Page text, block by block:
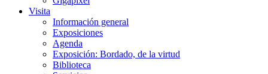
Visita
Información general
Exposiciones
Agenda
Exposición: Bordado, de la virtud
Biblioteca